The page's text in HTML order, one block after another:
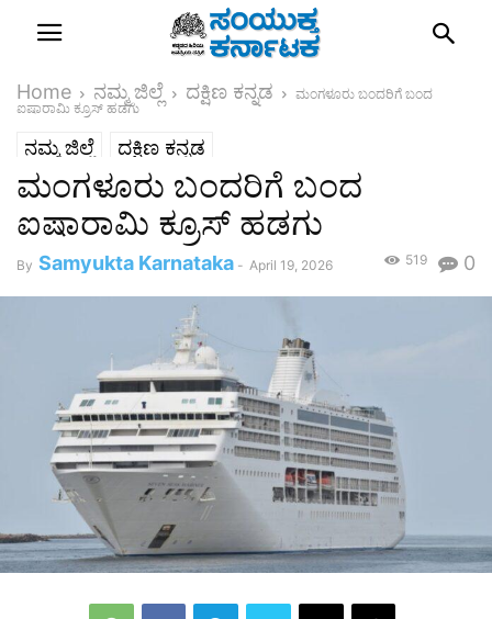
Home ನಮ್ಮ ಜಿಲ್ಲೆ ದಕ್ಷಿಣ ಕನ್ನಡ
ಮಂಗಳೂರು ಬಂದರಿಗೆ ಬಂದ
ಐಷಾರಾಮಿ ಕ್ರೂಸ್ ಹಡಗು
ನಮ್ಮ ಜಿಲ್ಲೆ ದಕ್ಷಿಣ ಕನ್ನಡ
ಮಂಗಳೂರು ಬಂದರಿಗೆ ಬಂದ
ಐಷಾರಾಮಿ ಕ್ರೂಸ್ ಹಡಗು
By Samyukta Karnataka - April 19, 2026 0
519